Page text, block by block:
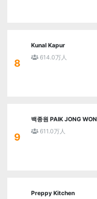
8
Kunal Kapur
614.0万人
9
백종원 PAIK JONG WON
611.0万人
Preppy Kitchen